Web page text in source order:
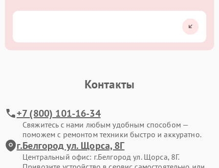
Контакты
+7 (800) 101-16-34
Свяжитесь с нами любым удобным способом —
поможем с ремонтом техники быстро и аккуратно.
г.Белгород ул. Щорса, 8Г
Центральный офис: г.Белгород ул. Щорса, 8Г.